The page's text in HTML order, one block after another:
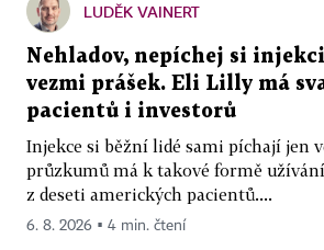
LUDĚK VAINERT
Nehladov, nepíchej si
vezmi prášek. Eli Lilly má
pacientů i investorů
Injekce si běžní lidé sami píchají jen
průzkumů má k takové formě
z deseti amerických pacientů....
6. 8. 2026 ▪ 4 min. čtení